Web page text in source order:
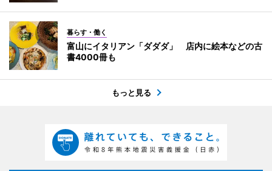
暮らす・働く
富山にイタリアン「ダダダ」 店内に絵本などの古
書4000冊も
もっと見る